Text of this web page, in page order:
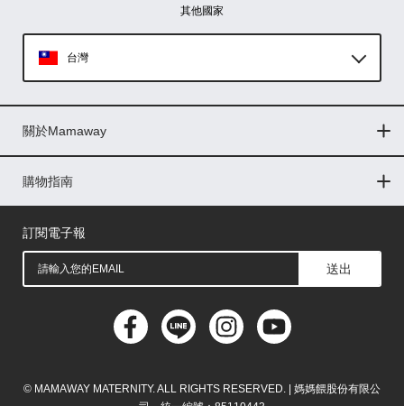
其他國家
台灣
印尼
菲律賓
馬來西亞
關於Mamaway
門市據點
最新消息
品牌故事
人力招募
媒體花絮
隱私權聲明
CSR企業社會責任
購物指南
購物常見問題
退換貨問題
儲值金使用條款
購買儲值金
發票問題
會員權益
線上留言
吸乳器-免費體驗
訂閱電子報
送出
© MAMAWAY MATERNITY. ALL RIGHTS RESERVED. | 媽媽餵股份有限公